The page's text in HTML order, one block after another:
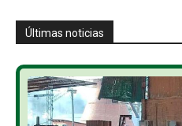
Últimas noticias